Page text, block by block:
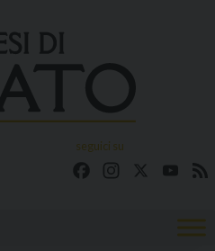
seguici su
FacebookInstagram